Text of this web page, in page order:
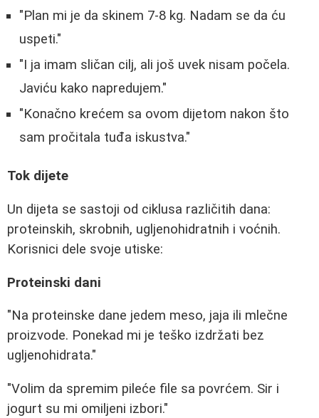
"Plan mi je da skinem 7-8 kg. Nadam se da ću
uspeti."
"I ja imam sličan cilj, ali još uvek nisam počela.
Javiću kako napredujem."
"Konačno krećem sa ovom dijetom nakon što
sam pročitala tuđa iskustva."
Tok dijete
Un dijeta se sastoji od ciklusa različitih dana:
proteinskih, skrobnih, ugljenohidratnih i voćnih.
Korisnici dele svoje utiske:
Proteinski dani
"Na proteinske dane jedem meso, jaja ili mlečne
proizvode. Ponekad mi je teško izdržati bez
ugljenohidrata."
"Volim da spremim pileće file sa povrćem. Sir i
jogurt su mi omiljeni izbori."